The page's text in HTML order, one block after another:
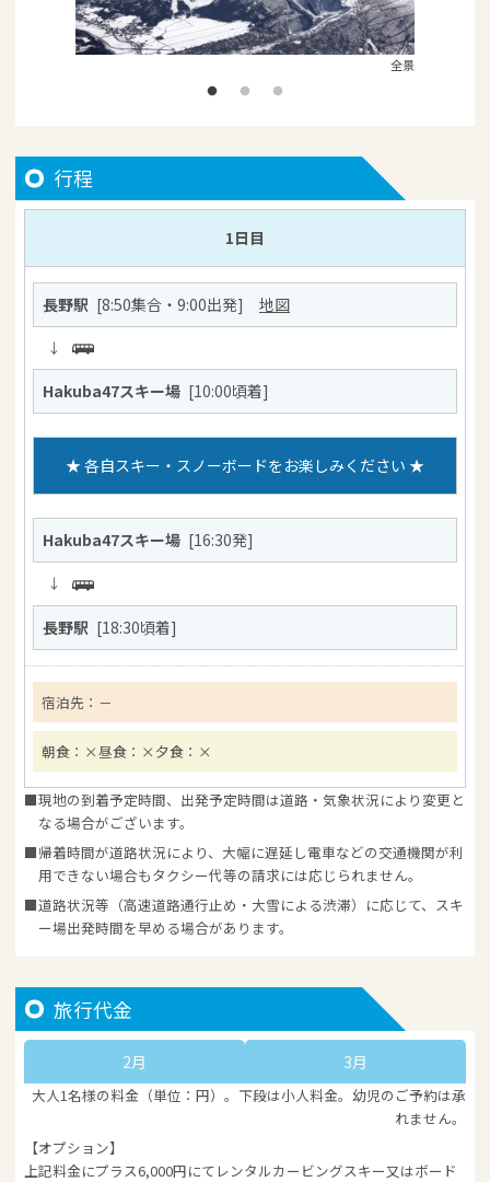
全景
行程
1日目
長野駅 [8:50集合・9:00出発] 地図
↓
Hakuba47スキー場 [10:00頃着]
★ 各自スキー・スノーボードをお楽しみください ★
Hakuba47スキー場 [16:30発]
↓
長野駅 [18:30頃着]
宿泊先： －
朝食：×昼食：× 夕食：×
現地の到着予定時間、出発予定時間は道路・気象状況により変更と
なる場合がございます。
帰着時間が道路状況により、大幅に遅延し電車などの交通機関が利
用できない場合もタクシー代等の請求には応じられません。
道路状況等（高速道路通行止め・大雪による渋滞）に応じて、スキ
ー場出発時間を早める場合があります。
旅行代金
2月 3月
大人1名様の料金（単位：円）。下段は小人料金。幼児のご予約は承
れません。
【オプション】
上記料金にプラス6,000円にてレンタルカービングスキー又はボード